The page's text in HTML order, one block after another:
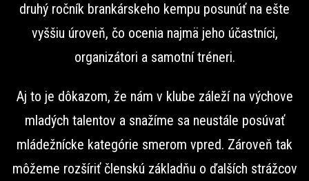
druhý ročník brankárskeho kempu posunúť na ešte
vyššiu úroveň, čo ocenia najmä jeho účastníci,
organizátori a samotní tréneri.
Aj to je dôkazom, že nám v klube záleží na výchove
mladých talentov a snažíme sa neustále posúvať
mládežnícke kategórie smerom vpred. Zároveň tak
môžeme rozšíriť členskú základňu o ďalších strážcov